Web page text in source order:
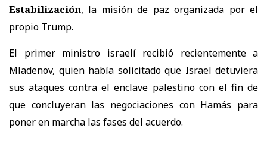
Estabilización, la misión de paz organizada por el
propio Trump.
El primer ministro israelí recibió recientemente a
Mladenov, quien había solicitado que Israel detuviera
sus ataques contra el enclave palestino con el fin de
que concluyeran las negociaciones con Hamás para
poner en marcha las fases del acuerdo.